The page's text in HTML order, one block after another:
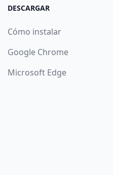
DESCARGAR
Cómo instalar
Google Chrome
Microsoft Edge